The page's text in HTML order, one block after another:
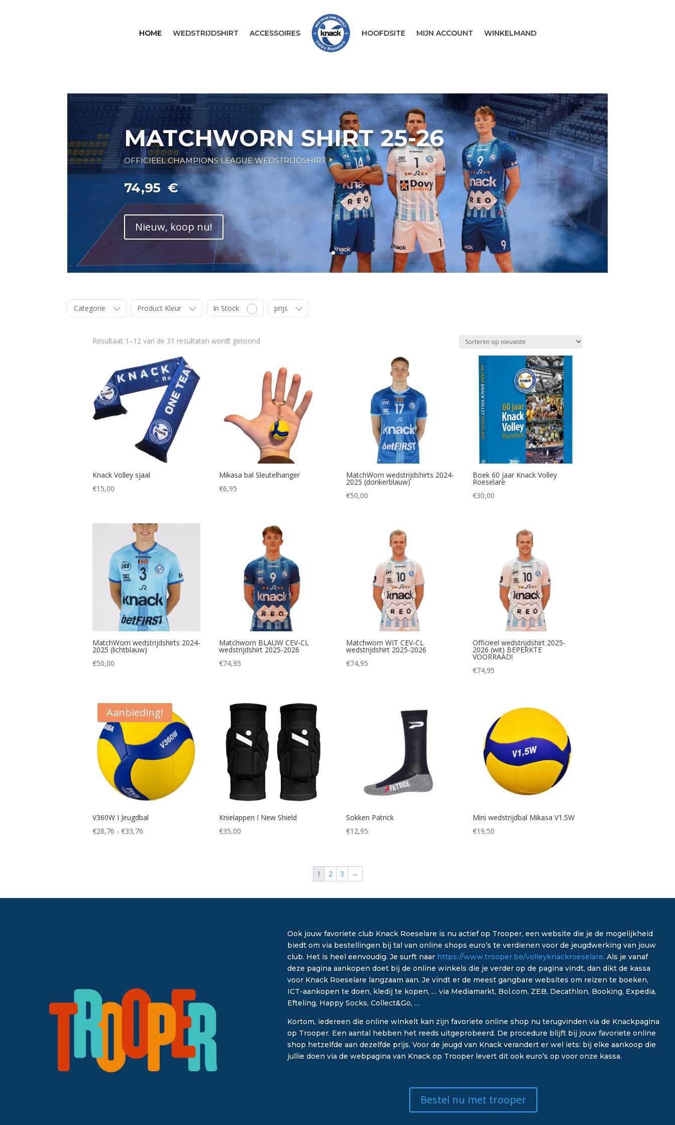
HOME WEDSTRIJDSHIRT ACCESSOIRES HOOFDSITE MIJN ACCOUNT WINKELMAND
MATCHWORN SHIRT 25-26
OFFICIEEL CHAMPIONS LEAGUE WEDSTRIJDSHIRT
74,95 €
Nieuw, koop nu!
Categorie Product Kleur In Stock prijs
Resultaat 1–12 van de 31 resultaten wordt getoond
Knack Volley sjaal
€15,00
Mikasa bal Sleutelhanger
€6,95
MatchWorn wedstrijdshirts 2024-
2025 (donkerblauw)
€50,00
Boek 60 jaar Knack Volley
Roeselare
€30,00
MatchWorn wedstrijdshirts 2024-
2025 (lichtblauw)
€50,00
Matchworn BLAUW CEV-CL
wedstrijdshirt 2025-2026
€74,95
Matchworn WIT CEV-CL
wedstrijdshirt 2025-2026
€74,95
Officieel wedstrijdshirt 2025-
2026 (wit) BEPERKTE
VOORRAAD!
€74,95
Aanbieding!
V360W I Jeugdbal
€28,76 - €33,76
Knielappen I New Shield
€35,00
Sokken Patrick
€12,95
Mini wedstrijdbal Mikasa V1.5W
€19,50
1 2 3 →
Ook jouw favoriete club Knack Roeselare is nu actief op Trooper, een website die je de mogelijkheid
biedt om via bestellingen bij tal van online shops euro’s te verdienen voor de jeugdwerking van jouw
club. Het is heel eenvoudig. Je surft naar https://www.trooper.be/volleyknackroeselare. Als je vanaf
deze pagina aankopen doet bij de online winkels die je verder op de pagina vindt, dan dikt de kassa
voor Knack Roeselare langzaam aan. Je vindt er de meest gangbare websites om reizen te boeken,
ICT-aankopen te doen, kledij te kopen, … via Mediamarkt, Bol.com, ZEB, Decathlon, Booking, Expedia,
Efteling, Happy Socks, Collect&Go, …
Kortom, iedereen die online winkelt kan zijn favoriete online shop nu terugvinden via de Knackpagina
op Trooper. Een aantal hebben het reeds uitgeprobeerd. De procedure blijft bij jouw favoriete online
shop hetzelfde aan dezelfde prijs. Voor de jeugd van Knack verandert er wel iets: bij elke aankoop die
jullie doen via de webpagina van Knack op Trooper levert dit ook euro’s op voor onze kassa.
Bestel nu met trooper